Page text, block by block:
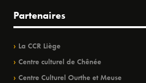
Partenaires
La CCR Liège
Centre culturel de Chênée
Centre Culturel Ourthe et Meuse